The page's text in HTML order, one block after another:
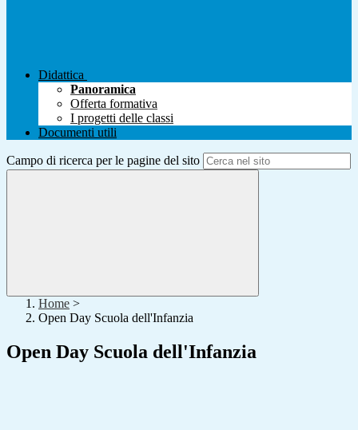
Didattica
Panoramica
Offerta formativa
I progetti delle classi
Documenti utili
Campo di ricerca per le pagine del sito
Home >
Open Day Scuola dell'Infanzia
Open Day Scuola dell'Infanzia